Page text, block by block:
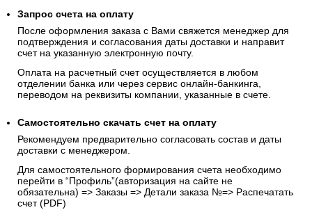
Запрос счета на оплату
После оформления заказа с Вами свяжется менеджер для
подтверждения и согласования даты доставки и направит
счет на указанную электронную почту.
Оплата на расчетный счет осуществляется в любом
отделении банка или через сервис онлайн-банкинга,
переводом на реквизиты компании, указанные в счете.
Самостоятельно скачать счет на оплату
Рекомендуем предварительно согласовать состав и даты
доставки с менеджером.
Для самостоятельного формирования счета необходимо
перейти в “Профиль”(авторизация на сайте не
обязательна) => Заказы => Детали заказа №=> Распечатать
счет (PDF)